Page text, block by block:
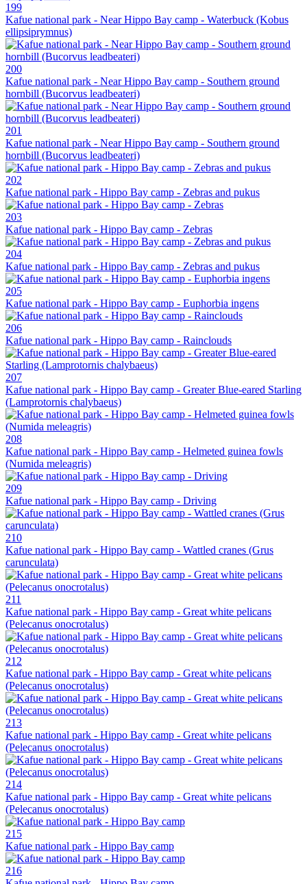
199
Kafue national park - Near Hippo Bay camp - Waterbuck (Kobus
ellipsiprymnus)
200
Kafue national park - Near Hippo Bay camp - Southern ground
hornbill (Bucorvus leadbeateri)
201
Kafue national park - Near Hippo Bay camp - Southern ground
hornbill (Bucorvus leadbeateri)
202
Kafue national park - Hippo Bay camp - Zebras and pukus
203
Kafue national park - Hippo Bay camp - Zebras
204
Kafue national park - Hippo Bay camp - Zebras and pukus
205
Kafue national park - Hippo Bay camp - Euphorbia ingens
206
Kafue national park - Hippo Bay camp - Rainclouds
207
Kafue national park - Hippo Bay camp - Greater Blue-eared Starling
(Lamprotornis chalybaeus)
208
Kafue national park - Hippo Bay camp - Helmeted guinea fowls
(Numida meleagris)
209
Kafue national park - Hippo Bay camp - Driving
210
Kafue national park - Hippo Bay camp - Wattled cranes (Grus
carunculata)
211
Kafue national park - Hippo Bay camp - Great white pelicans
(Pelecanus onocrotalus)
212
Kafue national park - Hippo Bay camp - Great white pelicans
(Pelecanus onocrotalus)
213
Kafue national park - Hippo Bay camp - Great white pelicans
(Pelecanus onocrotalus)
214
Kafue national park - Hippo Bay camp - Great white pelicans
(Pelecanus onocrotalus)
215
Kafue national park - Hippo Bay camp
216